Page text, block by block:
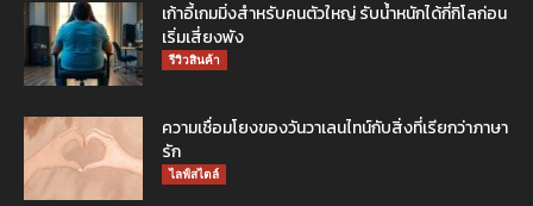
เก้าอี้เกมมิ่งสำหรับคนตัวใหญ่ รับน้ำหนักได้กี่กิโลก่อน
เริ่มเสี่ยงพัง
รีวิวสินค้า
ความเชื่อมโยงของวันวาเลนไทน์กับสิ่งที่เรียกว่าภาษา
รัก
ไลฟ์สไตล์